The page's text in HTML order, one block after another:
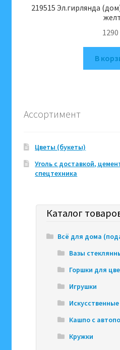
219515 Эл.гирлянда
1290
В
Ассортимент
Цветы (букеты)
Уголь с доставкой,
спецтехника
Каталог
Всё для дома
Вазы
Горшки для
Игрушки
Кашпо с
Кружки